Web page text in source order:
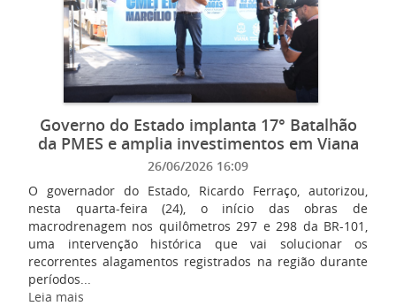
Governo do Estado implanta 17° Batalhão
da PMES e amplia investimentos em Viana
26/06/2026 16:09
O governador do Estado, Ricardo Ferraço, autorizou,
nesta quarta-feira (24), o início das obras de
macrodrenagem nos quilômetros 297 e 298 da BR-101,
uma intervenção histórica que vai solucionar os
recorrentes alagamentos registrados na região durante
períodos...
Leia mais